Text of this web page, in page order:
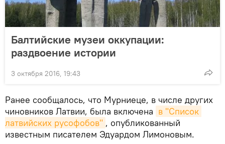
Балтийские музеи оккупации:
раздвоение истории
3 октября 2016, 19:43
Ранее сообщалось, что Мурниеце, в числе других
чиновников Латвии, была включена в "Список
латвийских русофобов" , опубликованный
известным писателем Эдуардом Лимоновым.